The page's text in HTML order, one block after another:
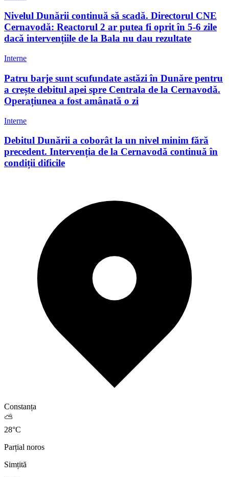
Nivelul Dunării continuă să scadă. Directorul CNE
Cernavodă: Reactorul 2 ar putea fi oprit în 5-6 zile
dacă intervențiile de la Bala nu dau rezultate
Interne
Patru barje sunt scufundate astăzi în Dunăre pentru
a crește debitul apei spre Centrala de la Cernavodă.
Operațiunea a fost amânată o zi
Interne
Debitul Dunării a coborât la un nivel minim fără
precedent. Intervenția de la Cernavodă continuă în
condiții dificile
Constanța
⛅
28°C
Parțial noros
Simțită